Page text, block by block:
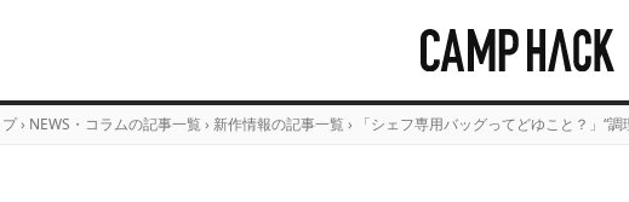
› NEWS・コラムの記事一覧 › 新作情報の記事一覧 › 「シェフ専用バッグってどゆこと？」“